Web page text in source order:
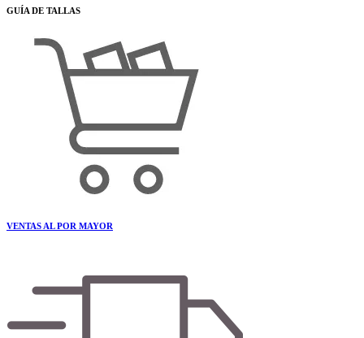
GUÍA DE TALLAS
VENTAS AL POR MAYOR